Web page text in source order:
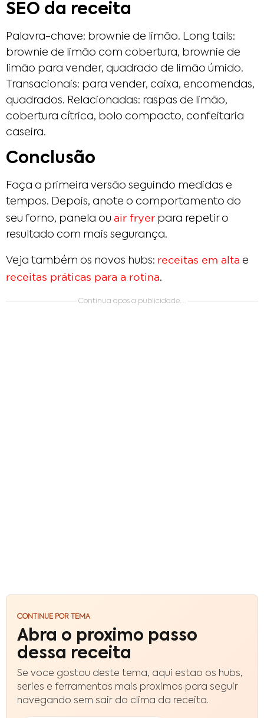
SEO da receita
Palavra-chave: brownie de limão. Long tails:
brownie de limão com cobertura, brownie de
limão para vender, quadrado de limão úmido.
Transacionais: para vender, caixa, encomendas,
quadrados. Relacionadas: raspas de limão,
cobertura cítrica, bolo compacto, confeitaria
caseira.
Conclusão
Faça a primeira versão seguindo medidas e
tempos. Depois, anote o comportamento do
seu forno, panela ou air fryer para repetir o
resultado com mais segurança.
Veja também os novos hubs: receitas em alta e
receitas práticas para a rotina.
Continua apos a publicidade….
CONTINUE POR TEMA
Abra o proximo passo
dessa receita
Se voce gostou deste tema, aqui estao os hubs,
series e ferramentas mais proximos para seguir
navegando sem sair do clima da receita.